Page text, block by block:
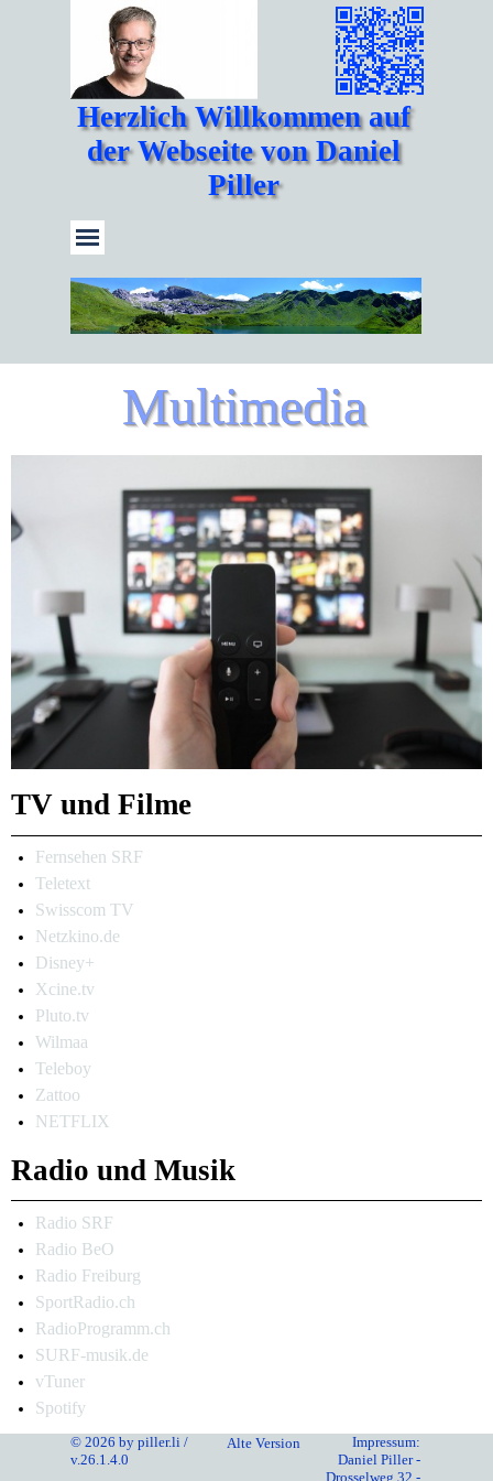
Herzlich Willkommen auf
der Webseite von Daniel
Piller
Multimedia
TV und Filme
Fernsehen SRF
Teletext
Swisscom TV
Netzkino.de
Disney+
Xcine.tv
Pluto.tv
Wilmaa
Teleboy
Zattoo
NETFLIX
Radio und Musik
Radio SRF
Radio BeO
Radio Freiburg
SportRadio.ch
RadioProgramm.ch
SURF-musik.de
vTuner
Spotify
© 2026 by piller.li /
v.26.1.4.0
Impressum:
Daniel Piller -
Drosselweg 32 -
Alte Version